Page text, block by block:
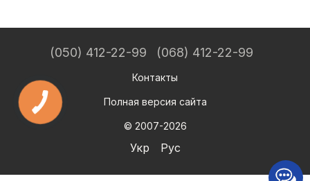
(050) 412-22-99 (068) 412-22-99
Контакты
Полная версия сайта
© 2007-2026
Укр Рус